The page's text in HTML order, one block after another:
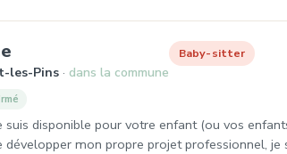
, Baby-sitter à Roquefort-les-
les-Pins dans la commune
Baby-sitter
suis disponible pour votre enfant (ou vos
développer mon propre projet professionnel, je